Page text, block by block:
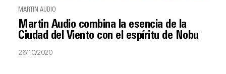
MARTIN AUDIO
Martin Audio combina la esencia de la
Ciudad del Viento con el espíritu de Nobu
26/10/2020